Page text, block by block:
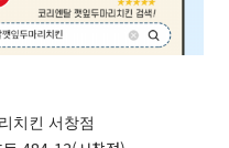
치킨 서창점